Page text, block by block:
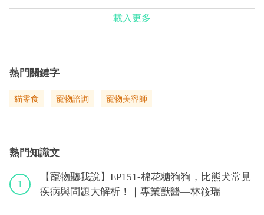
載入更多
熱門關鍵字
貓零食 寵物諮詢 寵物美容師
熱門知識文
1
【寵物聽我說】EP151-棉花糖狗狗，比熊犬常見
疾病與問題大解析！｜專業獸醫—林筱瑞